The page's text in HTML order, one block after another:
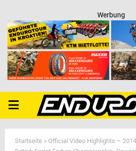
Werbung
PRIMARY
MENU
Startseite » Official Video Highlights –